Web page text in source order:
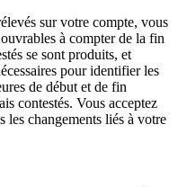
sur votre compte, vous
à compter de la fin
se sont produits, et
pour identifier les
de début et de fin
contestés. Vous acceptez
les changements liés à votre